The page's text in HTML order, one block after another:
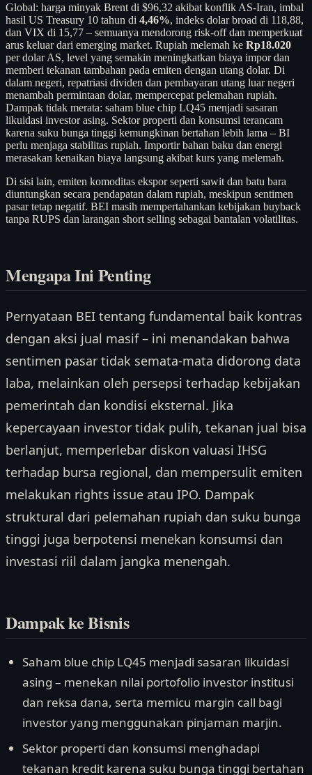
Global: harga minyak Brent di $96,32 akibat konflik AS-Iran, imbal
hasil US Treasury 10 tahun di 4,46%, indeks dolar broad di 118,88,
dan VIX di 15,77 – semuanya mendorong risk-off dan memperkuat
arus keluar dari emerging market. Rupiah melemah ke Rp18.020
per dolar AS, level yang semakin meningkatkan biaya impor dan
memberi tekanan tambahan pada emiten dengan utang dolar. Di
dalam negeri, repatriasi dividen dan pembayaran utang luar negeri
menambah permintaan dolar, mempercepat pelemahan rupiah.
Dampak tidak merata: saham blue chip LQ45 menjadi sasaran
likuidasi investor asing. Sektor properti dan konsumsi terancam
karena suku bunga tinggi kemungkinan bertahan lebih lama – BI
perlu menjaga stabilitas rupiah. Importir bahan baku dan energi
merasakan kenaikan biaya langsung akibat kurs yang melemah.
Di sisi lain, emiten komoditas ekspor seperti sawit dan batu bara
diuntungkan secara pendapatan dalam rupiah, meskipun sentimen
pasar tetap negatif. BEI masih mempertahankan kebijakan buyback
tanpa RUPS dan larangan short selling sebagai bantalan volatilitas.
Mengapa Ini Penting
Pernyataan BEI tentang fundamental baik kontras
dengan aksi jual masif – ini menandakan bahwa
sentimen pasar tidak semata-mata didorong data
laba, melainkan oleh persepsi terhadap kebijakan
pemerintah dan kondisi eksternal. Jika
kepercayaan investor tidak pulih, tekanan jual bisa
berlanjut, memperlebar diskon valuasi IHSG
terhadap bursa regional, dan mempersulit emiten
melakukan rights issue atau IPO. Dampak
struktural dari pelemahan rupiah dan suku bunga
tinggi juga berpotensi menekan konsumsi dan
investasi riil dalam jangka menengah.
Dampak ke Bisnis
Saham blue chip LQ45 menjadi sasaran likuidasi
asing – menekan nilai portofolio investor institusi
dan reksa dana, serta memicu margin call bagi
investor yang menggunakan pinjaman marjin.
Sektor properti dan konsumsi menghadapi
tekanan kredit karena suku bunga tinggi bertahan